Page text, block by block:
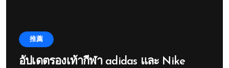
推薦
อัปเดตรองเท้ากีฬา adidas และ Nike